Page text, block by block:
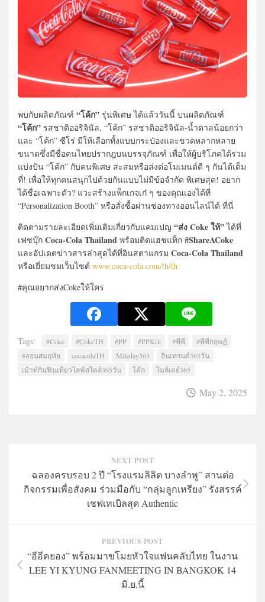
พบกับผลิตภัณฑ์ “โค้ก” รุ่นพิเศษ ได้แล้ววันนี้ บนผลิตภัณฑ์
“โค้ก” รสชาติออริจินัล, “โค้ก” รสชาติออริจินัล-น้ำตาลน้อยกว่า
และ “โค้ก” ซีโร่ มีให้เลือกทั้งแบบกระป๋องและขวดหลากหลาย
ขนาดซึ่งมีชื่อคนไทยปรากฎบนบรรจุภัณฑ์ เพื่อให้ผู้บริโภคได้ร่วม
แบ่งปัน “โค้ก” กับคนพิเศษ สะสมหรือส่งต่อโมเมนต์ดี ๆ กันได้เต็ม
ที่! เพื่อให้ทุกคนสนุกไปด้วยกันแบบไม่มีข้อจำกัด พิเศษสุด! อยาก
ได้ชื่อเฉพาะตัว? แวะสร้างแพ็กเกจเก๋ ๆ ของคุณเองได้ที่
“Personalization Booth” หรือสั่งซื้อผ่านช่องทางออนไลน์ได้ ที่นี่
ติดตามรายละเอียดเพิ่มเติมเกี่ยวกับแคมเปญ “ส่ง Coke ให้”ได้ที่
เฟซบุ๊ก Coca-Cola Thailand พร้อมติดแฮชแท็ก #ShareACoke
และอัปเดตข่าวสารล่าสุดได้ที่อินสตาแกรม Coca-Cola Thailand
หรือเยี่ยมชมเว็บไซต์ www.coca-cola.com/th/th
#คุณอยากส่งCokeให้ใคร
Tags: #Coke #CokeTH #PP #PPKrit #พีพี
#พีพีกฤษฏ์
#ออนสมฤทัย
cocacolaTH Mileday365
อินเทรนด์365วัน
เม้าท์กินฟินเที่ยวไลฟ์สไตล์365วัน
โค้ก ไมล์เดย์365
May 2, 2025
NEXT POST
ฉลองครบรอบ 2 ปี “โรงแรมลิลิต บางลำพู” สานต่อ
กิจกรรมเพื่อสังคม ร่วมมือกับ “กลุ่มลูกเหรียง” รังสรรค์
เชฟเทเบิลสุด Authentic
PREVIOUS POST
“อีอีคยอง” พร้อมมาขโมยหัวใจแฟนคลับไทย ในงาน
LEE YI KYUNG FANMEETING IN BANGKOK 14
มิ.ย.นี้